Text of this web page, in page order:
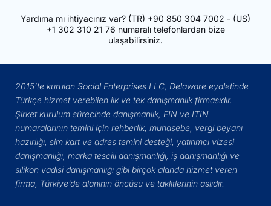
Yardıma mı ihtiyacınız var? (TR) +90 850 304 7002 - (US)
+1 302 310 21 76 numaralı telefonlardan bize
ulaşabilirsiniz.
2015’te kurulan Social Enterprises LLC, Delaware eyaletinde
Türkçe hizmet verebilen ilk ve tek danışmanlık firmasıdır.
Şirket kurulum sürecinde danışmanlık, EIN ve ITIN
numaralarının temini için rehberlik, muhasebe, vergi beyanı
hazırlığı, sim kart ve adres temini desteği, yatırımcı vizesi
danışmanlığı, marka tescili danışmanlığı, iş danışmanlığı ve
silikon vadisi danışmanlığı gibi birçok alanda hizmet veren
firma, Türkiye’de alanının öncüsü ve taklitlerinin aslıdır.